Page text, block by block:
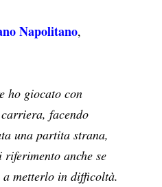
Napolitano,
ho giocato con
facendo
una partita strana,
anche se
a metterlo in difficoltà.